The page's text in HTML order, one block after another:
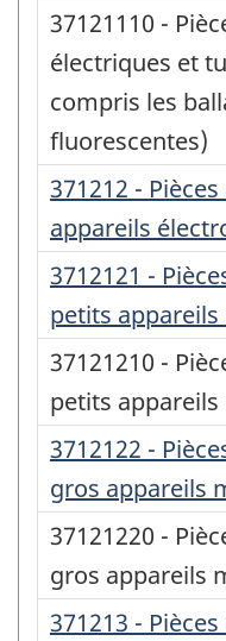
37121110 -
électriques et
compris les
fluorescentes)
371212 -
appareils
3712121 -
petits
37121210 -
petits
3712122 -
gros appareils
37121220 -
gros appareils
371213 -